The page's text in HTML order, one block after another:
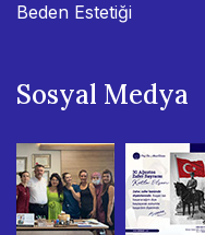
Beden Estetiği
Sosyal Medya